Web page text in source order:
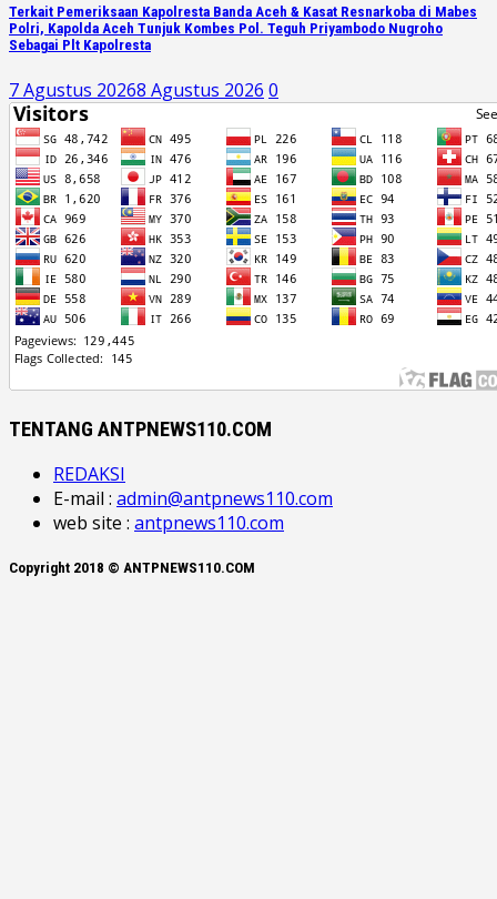
Terkait Pemeriksaan Kapolresta Banda Aceh & Kasat Resnarkoba di Mabes
Polri, Kapolda Aceh Tunjuk Kombes Pol. Teguh Priyambodo Nugroho
Sebagai Plt Kapolresta
7 Agustus 20268 Agustus 2026 0
TENTANG ANTPNEWS110.COM
REDAKSI
E-mail : admin@antpnews110.com
web site : antpnews110.com
Copyright 2018 © ANTPNEWS110.COM